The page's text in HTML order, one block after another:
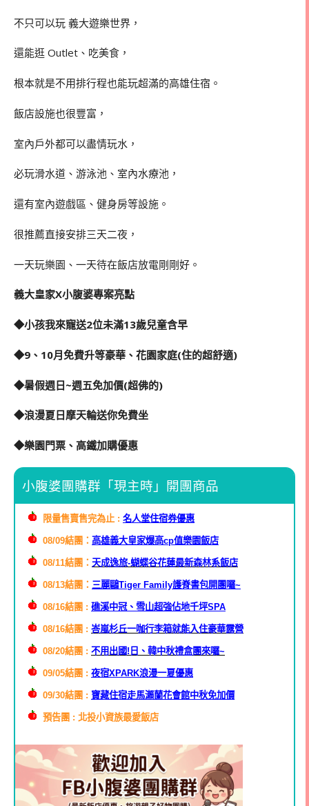
不只可以玩 義大遊樂世界 ，
還能逛 Outlet、吃美食，
根本就是不用排行程也能玩超滿的高雄住宿。
飯店設施也很豐富，
室內戶外都可以盡情玩水，
必玩滑水道、游泳池、室內水療池，
還有室內遊戲區、健身房等設施。
很推薦直接安排三天二夜，
一天玩樂園、一天待在飯店放電剛剛好。
義大皇家X小腹婆專案亮點
◆小孩我來寵送2位未滿13歲兒童含早
◆9、10月免費升等豪華、花園家庭(住的超舒適)
◆暑假週日~週五免加價(超佛的)
◆浪漫夏日摩天輪送你免費坐
◆樂園門票、高鐵加購優惠
小腹婆團購群「現主時」開團商品
限量售賣售完為止 : 名人堂住宿券優惠
08/09結團： 高雄義大皇家爆高cp值樂園飯店
08/11結團： 天成逸旅-蝴蝶谷花蓮最新森林系飯店
08/13結團： 三麗鷗Tiger Family護脊書包開團囉~
08/16結團 : 礁溪中冠、雪山超強佔地千坪SPA
08/16結團 : 峇嵐杉丘一咖行李箱就能入住豪華露營
08/20結團 : 不用出國!日、韓中秋禮盒團來囉~
09/05結團 : 夜宿XPARK浪漫一夏優惠
09/30結團 : 寶藏住宿走馬瀨蘭花會館中秋免加價
預告團 : 北投小資族最愛飯店